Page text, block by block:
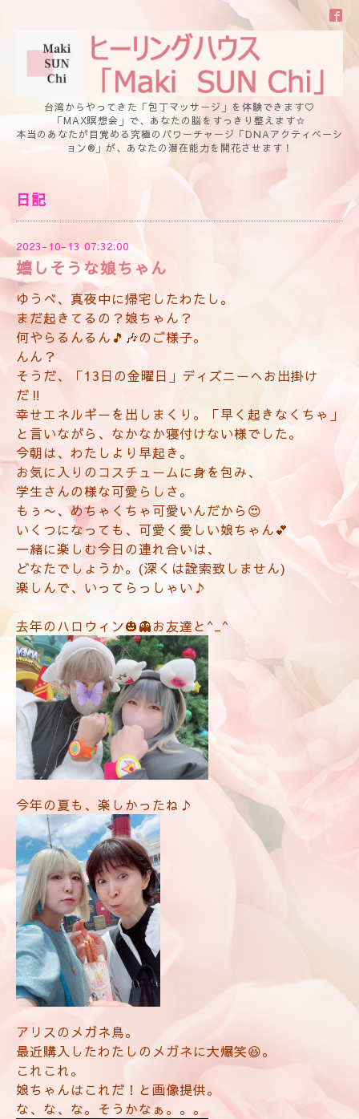
台湾からやってきた「包丁マッサージ」を体験できます♡
「MAX瞑想会」で、あなたの脳をすっきり整えます☆
本当のあなたが目覚める究極のパワーチャージ「DNAアクティベーシ
ョン®」が、あなたの潜在能力を開花させます！
日記
2023-10-13 07:32:00
嬉しそうな娘ちゃん
ゆうべ、真夜中に帰宅したわたし。
まだ起きてるの？娘ちゃん？
何やらるんるん🎵🎶のご様子。
んん？
そうだ、「13日の金曜日」ディズニーへお出掛け
だ‼️
幸せエネルギーを出しまくり。「早く起きなくちゃ」
と言いながら、なかなか寝付けない様でした。
今朝は、わたしより早起き。
お気に入りのコスチュームに身を包み、
学生さんの様な可愛らしさ。
もぅ〜、めちゃくちゃ可愛いんだから😍
いくつになっても、可愛く愛しい娘ちゃん💕
一緒に楽しむ今日の連れ合いは、
どなたでしょうか。(深くは詮索致しません)
楽しんで、いってらっしゃい♪
去年のハロウィン🎃👻お友達と^_^
今年の夏も、楽しかったね♪
アリスのメガネ鳥。
最近購入したわたしのメガネに大爆笑😆。
これこれ。
娘ちゃんはこれだ！と画像提供。
な、な、な。そうかなぁ。。。